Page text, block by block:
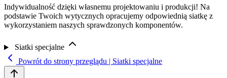
Indywidualność dzięki własnemu projektowaniu i produkcji! Na
podstawie Twoich wytycznych opracujemy odpowiednią siatkę z
wykorzystaniem naszych sprawdzonych komponentów.
Siatki specjalne
Powrót do strony przeglądu | Siatki specjalne